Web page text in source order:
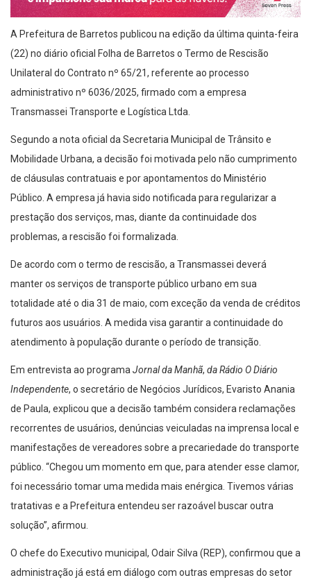
A Prefeitura de Barretos publicou na edição da última quinta-feira
(22) no diário oficial Folha de Barretos o Termo de Rescisão
Unilateral do Contrato nº 65/21, referente ao processo
administrativo nº 6036/2025, firmado com a empresa
Transmassei Transporte e Logística Ltda.
Segundo a nota oficial da Secretaria Municipal de Trânsito e
Mobilidade Urbana, a decisão foi motivada pelo não cumprimento
de cláusulas contratuais e por apontamentos do Ministério
Público. A empresa já havia sido notificada para regularizar a
prestação dos serviços, mas, diante da continuidade dos
problemas, a rescisão foi formalizada.
De acordo com o termo de rescisão, a Transmassei deverá
manter os serviços de transporte público urbano em sua
totalidade até o dia 31 de maio, com exceção da venda de créditos
futuros aos usuários. A medida visa garantir a continuidade do
atendimento à população durante o período de transição.
Em entrevista ao programaJornal da Manhã, da Rádio O Diário
Independente, o secretário de Negócios Jurídicos, Evaristo Anania
de Paula, explicou que a decisão também considera reclamações
recorrentes de usuários, denúncias veiculadas na imprensa local e
manifestações de vereadores sobre a precariedade do transporte
público. “Chegou um momento em que, para atender esse clamor,
foi necessário tomar uma medida mais enérgica. Tivemos várias
tratativas e a Prefeitura entendeu ser razoável buscar outra
solução”, afirmou.
O chefe do Executivo municipal, Odair Silva (REP), confirmou que a
administração já está em diálogo com outras empresas do setor